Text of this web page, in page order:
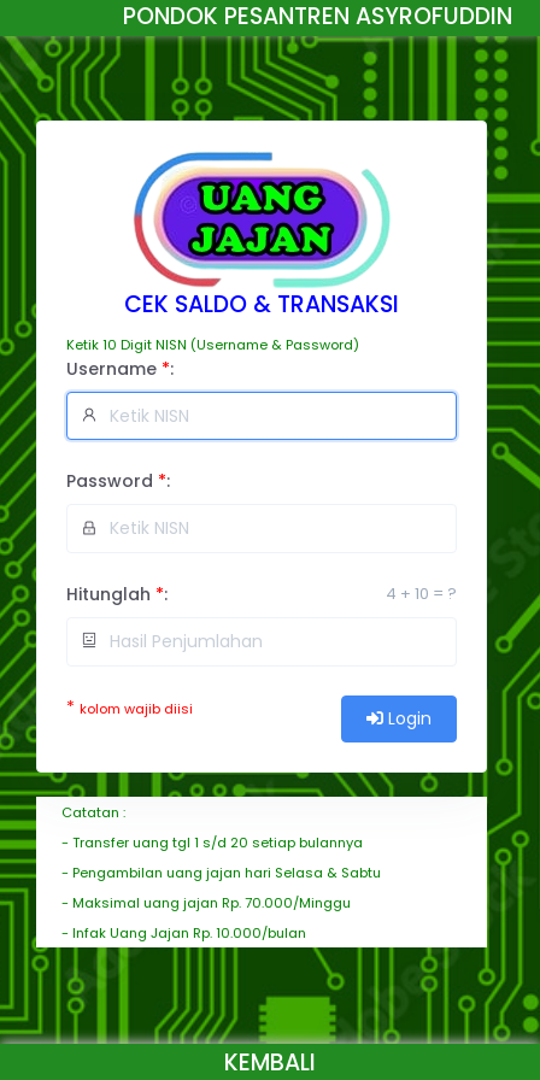
PONDOK PESANTREN ASYROFUDDIN
CEK SALDO & TRANSAKSI
Ketik 10 Digit NISN (Username & Password)
Username *:
Password *:
Hitunglah *: 4 + 10 = ?
* kolom wajib diisi Login
Catatan :
- Transfer uang tgl 1 s/d 20 setiap bulannya
- Pengambilan uang jajan hari Selasa & Sabtu
- Maksimal uang jajan Rp. 70.000/Minggu
- Infak Uang Jajan Rp. 10.000/bulan
KEMBALI